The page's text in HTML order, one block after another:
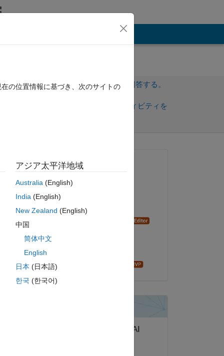
サインインしてこの質問に回答する。
サインインしてアクティビティを
質問済み:
2022 年 5 月 15 日
編集済み:
採用済み:
の位置情報に基づき、次のサイトの
アジア太平洋地域
Australia(English)
India(English)
New Zealand (English)
中国
简体中文
English
日本 (日本語)
한국 (한국어)